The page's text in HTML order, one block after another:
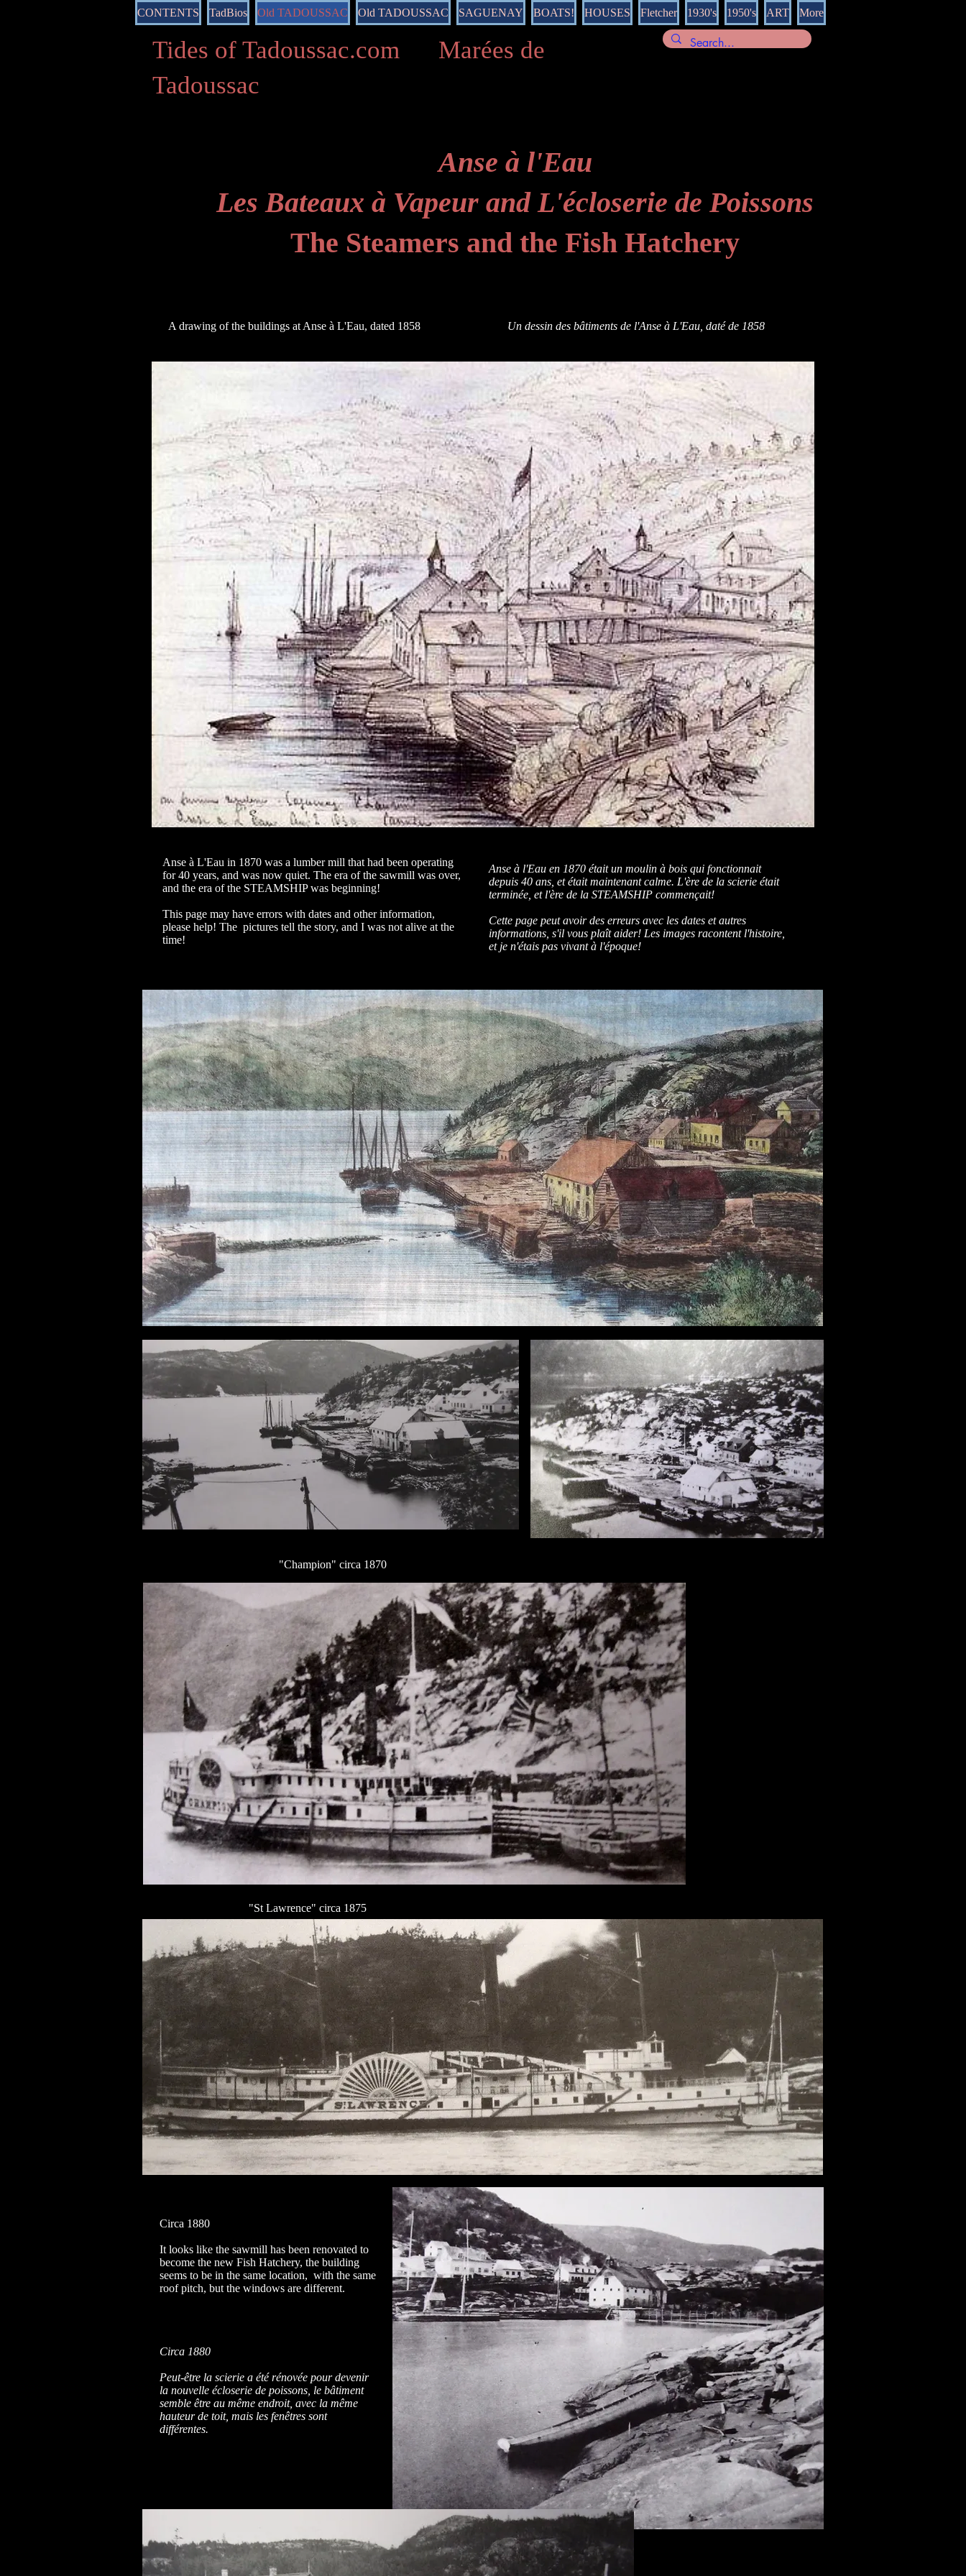
CONTENTS TadBios Old TADOUSSAC Old TADOUSSAC SAGUENAY BOATS! HOUSES Fletcher 1930's 1950's ART More
Tides of Tadoussac.com Marées de
Tadoussac
Anse à l'Eau
Les Bateaux à Vapeur and L'écloserie de Poissons
The Steamers and the Fish Hatchery
A drawing of the buildings at Anse à L'Eau, dated 1858 Un dessin des bâtiments de l'Anse à L'Eau, daté de 1858
Anse à L'Eau in 1870 was a lumber mill that had been operating
for 40 years, and was now quiet. The era of the sawmill was over,
and the era of the STEAMSHIP was beginning!
This page may have errors with dates and other information,
please help! The pictures tell the story, and I was not alive at the
time!
Anse à l'Eau en 1870 était un moulin à bois qui fonctionnait
depuis 40 ans, et était maintenant calme. L'ère de la scierie était
terminée, et l'ère de la STEAMSHIP commençait!
Cette page peut avoir des erreurs avec les dates et autres
informations, s'il vous plaît aider! Les images racontent l'histoire,
et je n'étais pas vivant à l'époque!
"Champion" circa 1870
"St Lawrence" circa 1875
Circa 1880
It looks like the sawmill has been renovated to
become the new Fish Hatchery, the building
seems to be in the same location, with the same
roof pitch, but the windows are different.
Circa 1880
Peut-être la scierie a été rénovée pour devenir
la nouvelle écloserie de poissons, le bâtiment
semble être au même endroit, avec la même
hauteur de toit, mais les fenêtres sont
différentes.